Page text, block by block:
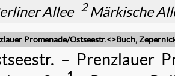
Allee 2Märkische
Promenade/Ostseestr.<>Buch,
– Prenzlauer